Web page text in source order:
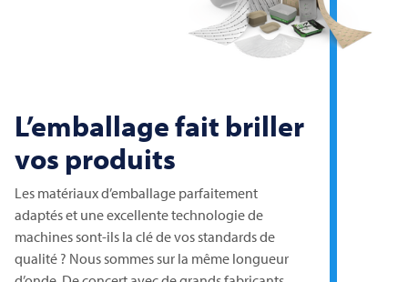
L’emballage fait briller
vos produits
Les matériaux d’emballage parfaitement
adaptés et une excellente technologie de
machines sont-ils la clé de vos standards de
qualité ? Nous sommes sur la même longueur